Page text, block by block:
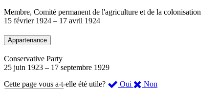
Membre, Comité permanent de l'agriculture et de la colonisation
15 février 1924 – 17 avril 1924
Appartenance
Conservative Party
25 juin 1923 – 17 septembre 1929
Cette page vous a-t-elle été utile?
Oui ,
Non